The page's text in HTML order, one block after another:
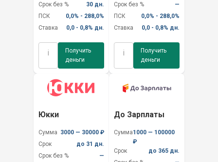
Срок без %
30 дн.
ПСК
0,0% - 288,0%
Ставка
0,0 - 0,8% дн.
i
Получить
деньги
Срок без %
—
ПСК
0,0% - 288,0%
Ставка
0,0 - 0,8% дн.
i
Получить
деньги
Юкки
Сумма 3000 — 30000 ₽
Срок
до 31 дн.
Срок без %
—
До Зарплаты
Сумма1000 — 100000
₽
Срок
до 365 дн.